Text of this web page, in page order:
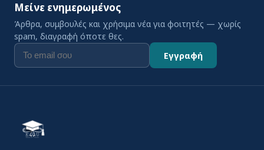
Μείνε ενημερωμένος
Άρθρα, συμβουλές και χρήσιμα νέα για φοιτητές — χωρίς
spam, διαγραφή όποτε θες.
Εγγραφή